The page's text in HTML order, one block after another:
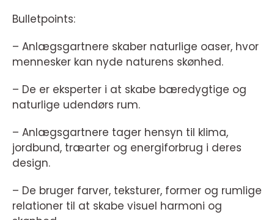
Bulletpoints:
– Anlægsgartnere skaber naturlige oaser, hvor
mennesker kan nyde naturens skønhed.
– De er eksperter i at skabe bæredygtige og
naturlige udendørs rum.
– Anlægsgartnere tager hensyn til klima,
jordbund, træarter og energiforbrug i deres
design.
– De bruger farver, teksturer, former og rumlige
relationer til at skabe visuel harmoni og